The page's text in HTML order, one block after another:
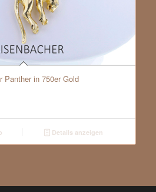
Panther in 750er Gold
Details anzeigen